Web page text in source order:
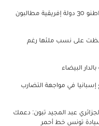
تأشيرة الدخول للولايات المتحدة: مواطنو 30 دولة إفريقية مطالبون
على نسب ملئها رغم
البيضاء
في مواجهة التضارب
عبد المجيد تبون: دعمك
تونس خط أحمر